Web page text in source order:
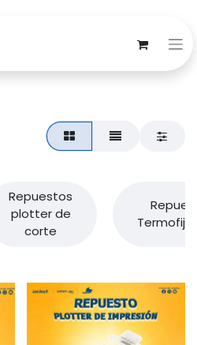
Repuestos
plotter de
corte